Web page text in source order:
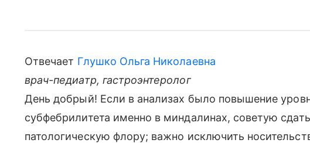
Отвечает Глушко Ольга Николаевна
врач-педиатр, гастроэнтеролог
День добрый! Если в анализах было повышение
субфебрилитета именно в миндалинах, советую
патологическую флору; важно исключить